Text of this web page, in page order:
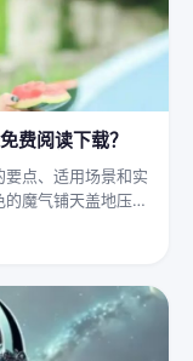
费阅读下载？
点、适用场景和实
魔气铺天盖地压向
联军已是强弩之